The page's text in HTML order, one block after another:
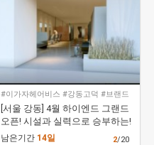
#이가자헤어비스 #강동고덕 #브랜드
[서울 강동] 4월 하이엔드 그랜드
오픈! 시설과 실력으로 승부하는!
초럭셔리 헤어브랜드샵 [이가자
남은기간 14일 2/20